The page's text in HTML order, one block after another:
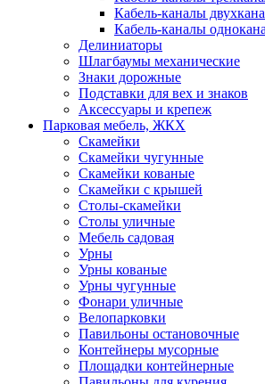
Кабель-каналы
Кабель-каналы
Делиниаторы
Шлагбаумы механические
Знаки дорожные
Подставки для вех и знаков
Аксессуары и крепеж
Парковая мебель, ЖКХ
Скамейки
Скамейки чугунные
Скамейки кованые
Скамейки с крышей
Столы-скамейки
Столы уличные
Мебель садовая
Урны
Урны кованые
Урны чугунные
Фонари уличные
Велопарковки
Павильоны остановочные
Контейнеры мусорные
Площадки контейнерные